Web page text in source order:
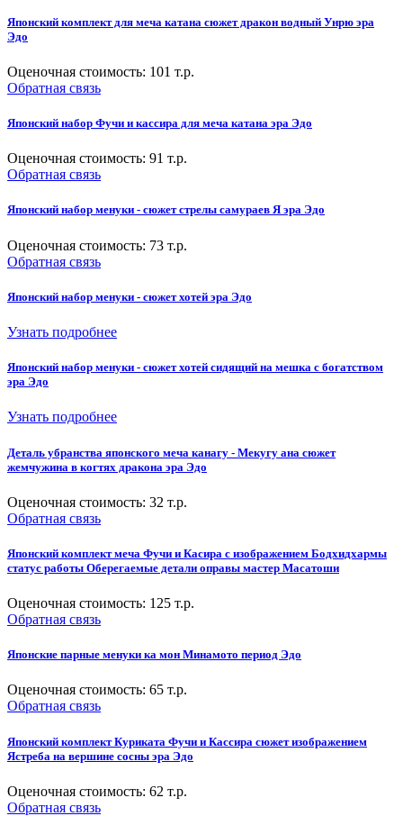
Японский комплект для меча катана сюжет дракон водный Унрю эра
Эдо
Оценочная стоимость: 101 т.р.
Обратная связь
Японский набор Фучи и кассира для меча катана эра Эдо
Оценочная стоимость: 91 т.р.
Обратная связь
Японский набор менуки - сюжет стрелы самураев Я эра Эдо
Оценочная стоимость: 73 т.р.
Обратная связь
Японский набор менуки - сюжет хотей эра Эдо
Узнать подробнее
Японский набор менуки - сюжет хотей сидящий на мешка с богатством
эра Эдо
Узнать подробнее
Деталь убранства японского меча канагу - Мекугу ана сюжет
жемчужина в когтях дракона эра Эдо
Оценочная стоимость: 32 т.р.
Обратная связь
Японский комплект меча Фучи и Касира с изображением Бодхидхармы
статус работы Оберегаемые детали оправы мастер Масатоши
Оценочная стоимость: 125 т.р.
Обратная связь
Японские парные менуки ка мон Минамото период Эдо
Оценочная стоимость: 65 т.р.
Обратная связь
Японский комплект Куриката Фучи и Кассира сюжет изображением
Ястреба на вершине сосны эра Эдо
Оценочная стоимость: 62 т.р.
Обратная связь